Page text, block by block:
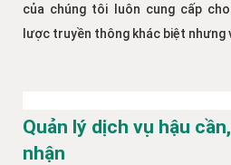
của chúng tôi luôn cung cấp
lược truyền thông khác biệt nhưng
Quản lý dịch vụ hậu
nhận